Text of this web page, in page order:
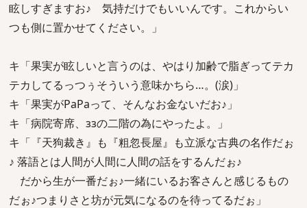
眩しすぎますお♪ 気持だけでもいいんです。これからい
つも側に置かせてください。」
キ「果実が眩しいと言うのは、やはり加齢で脂ぎってテカ
テカしてるっつぅそういう意味かちら…。(涙)」
キ「果実がPaPaって、そんなお金ないだお♪」
キ「病院寄席、ззの二階の為にやったよ。」
キ「『天狗裁き』も『粗忽長屋』も立派な古典の名作だぉ
♪ 落語とは人間が人間に人間の話をするんだぉ♪
だから生が一番だぉ♪一緒にいるお客さんと感じるもの
だぉ♪つまりさと坊が元気になるのを待ってるだぉ」